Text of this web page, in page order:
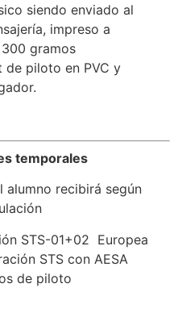
siendo enviado al
impreso a
gramos
de piloto en PVC y
temporales
alumno recibirá según
STS-01+02 Europea
STS con AESA
de piloto